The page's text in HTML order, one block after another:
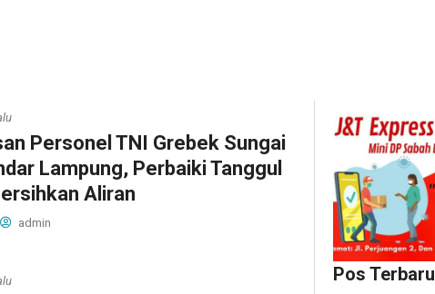
Personel TNI Grebek Sungai
Lampung, Perbaiki Tanggul
Aliran
admin
Pos Terbaru